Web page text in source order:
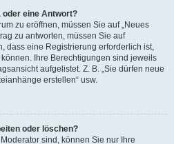
oder eine Antwort?
zu eröffnen, müssen Sie auf „Neues
zu antworten, müssen Sie auf
dass eine Registrierung erforderlich ist,
Ihre Berechtigungen sind jeweils
aufgelistet. Z. B. „Sie dürfen neue
erstellen“ usw.
oder löschen?
sind, können Sie nur Ihre